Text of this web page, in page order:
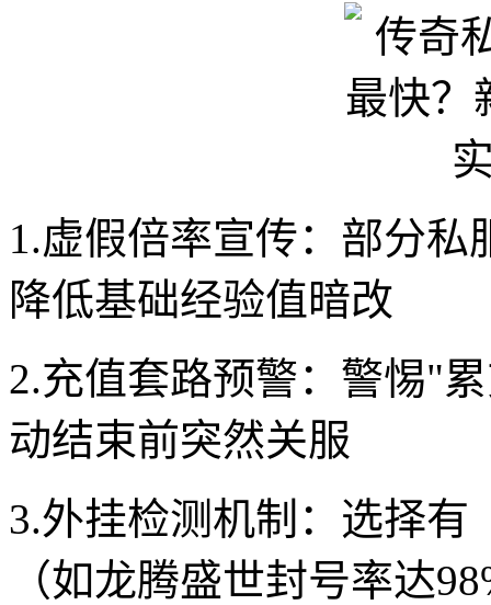
1.虚假倍率宣传：部分
降低基础经验值暗改
2.充值套路预警：警惕"
动结束前突然关服
3.外挂检测机制：选择有
（如龙腾盛世封号率达